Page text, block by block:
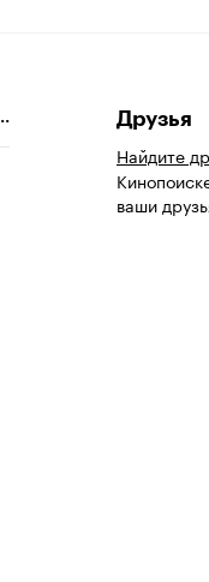
Друзья
Найдите
ваши